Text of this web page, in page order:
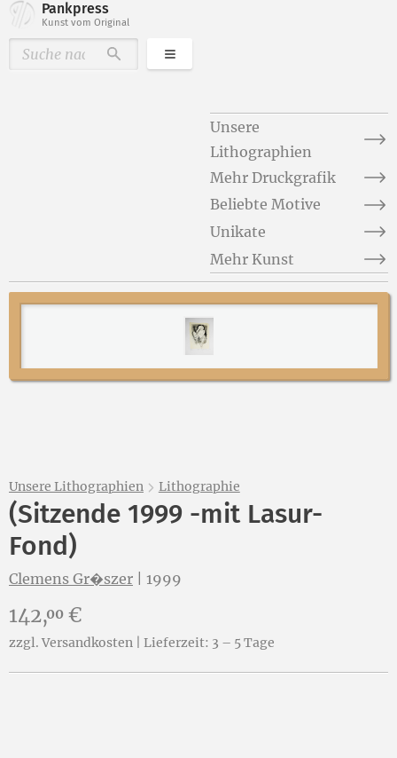
Pankpress
Kunst vom Original
DurchsuchenKategorien
Unsere
Lithographien
Mehr Druckgrafik
Beliebte Motive
Unikate
Mehr Kunst
Unsere Lithographien Lithographie
(Sitzende 1999 -mit Lasur-
Fond)
Clemens Gr�szer 1999
Preis:
142,00 €
zzgl. Versandkosten | Lieferzeit: 3 – 5 Tage